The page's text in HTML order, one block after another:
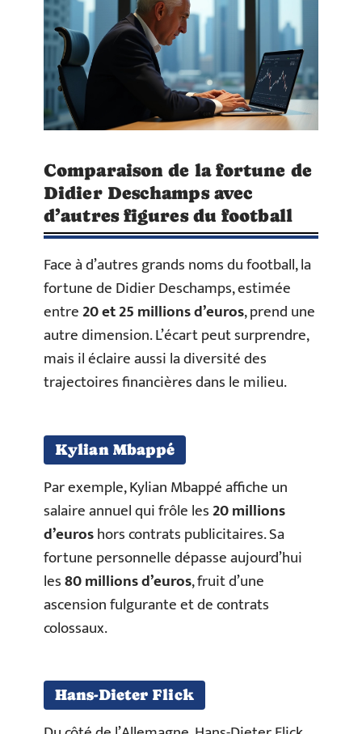
Comparaison de la fortune de
Didier Deschamps avec
d’autres figures du football
Face à d’autres grands noms du football, la
fortune de Didier Deschamps, estimée
entre20 et 25 millions d’euros, prend une
autre dimension. L’écart peut surprendre,
mais il éclaire aussi la diversité des
trajectoires financières dans le milieu.
Kylian Mbappé
Par exemple, Kylian Mbappé affiche un
salaire annuel qui frôle les20 millions
d’euroshors contrats publicitaires. Sa
fortune personnelle dépasse aujourd’hui
les80 millions d’euros, fruit d’une
ascension fulgurante et de contrats
colossaux.
Hans-Dieter Flick